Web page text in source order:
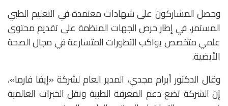
وحصل المشاركون على شهادات معتمدة في التعليم الطبي
المستمر، في إطار حرص الجهات المنظمة على تقديم محتوى
علمي متخصص يواكب التطورات المتسارعة في مجال الصحة
الأيضية.
وقال الدكتور أبرام مجدي، المدير العام لشركة «إيفا فارما»،
إن الشركة تضع دعم المعرفة الطبية ونقل الخبرات العالمية